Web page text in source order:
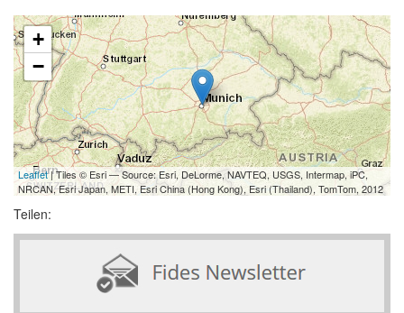
+
−
Leaflet| Tiles © Esri — Source: Esri, DeLorme, NAVTEQ, USGS, Intermap, iPC,
NRCAN, Esri Japan, METI, Esri China (Hong Kong), Esri (Thailand), TomTom, 2012
Teilen: